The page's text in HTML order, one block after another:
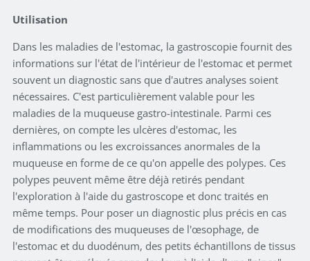
Utilisation
Dans les maladies de l'estomac, la gastroscopie fournit des
informations sur l'état de l'intérieur de l'estomac et permet
souvent un diagnostic sans que d'autres analyses soient
nécessaires. C'est particulièrement valable pour les
maladies de la muqueuse gastro-intestinale. Parmi ces
dernières, on compte les ulcères d'estomac, les
inflammations ou les excroissances anormales de la
muqueuse en forme de ce qu'on appelle des polypes. Ces
polypes peuvent même être déjà retirés pendant
l'exploration à l'aide du gastroscope et donc traités en
même temps. Pour poser un diagnostic plus précis en cas
de modifications des muqueuses de l'œsophage, de
l'estomac et du duodénum, des petits échantillons de tissus